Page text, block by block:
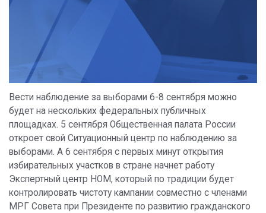
Вести наблюдение за выборами 6-8 сентября можно
будет на нескольких федеральных публичных
площадках. 5 сентября Общественная палата России
откроет свой Ситуационный центр по наблюдению за
выборами. А 6 сентября с первых минут открытия
избирательных участков в стране начнет работу
Экспертный центр НОМ, который по традиции будет
контролировать чистоту кампании совместно с членами
МРГ Совета при Президенте по развитию гражданского